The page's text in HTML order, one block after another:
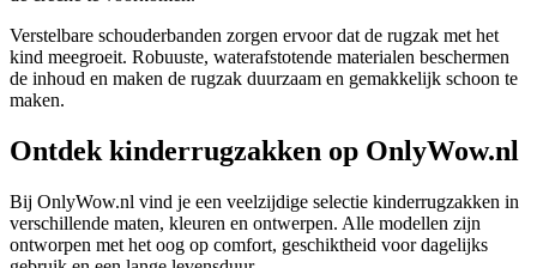
Verstelbare schouderbanden zorgen ervoor dat de rugzak met het
kind meegroeit. Robuuste, waterafstotende materialen beschermen
de inhoud en maken de rugzak duurzaam en gemakkelijk schoon te
maken.
Ontdek kinderrugzakken op OnlyWow.nl
Bij OnlyWow.nl vind je een veelzijdige selectie kinderrugzakken in
verschillende maten, kleuren en ontwerpen. Alle modellen zijn
ontworpen met het oog op comfort, geschiktheid voor dagelijks